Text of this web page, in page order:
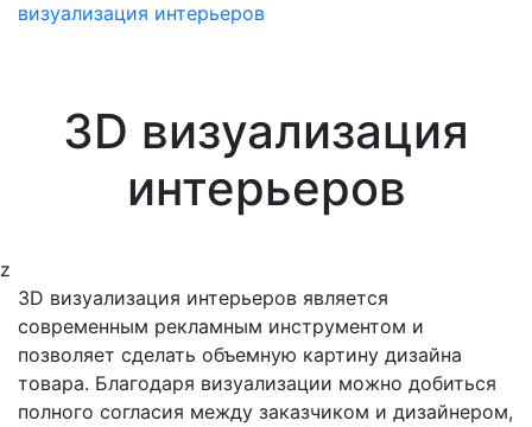
визуализация интерьеров
3D визуализация
интерьеров
z
3D визуализация интерьеров является
современным рекламным инструментом и
позволяет сделать объемную картину дизайна
товара. Благодаря визуализации можно добиться
полного согласия между заказчиком и дизайнером,